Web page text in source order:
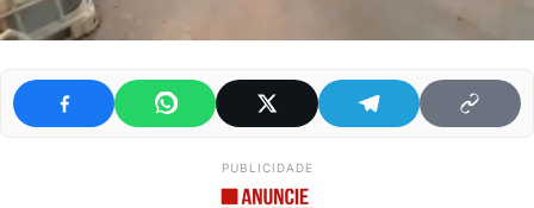
PUBLICIDADE